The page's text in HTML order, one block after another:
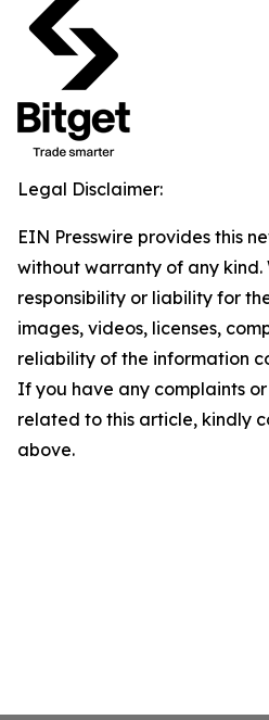
Legal Disclaimer:
EIN Presswire provides this
without warranty of any
responsibility or liability for
images, videos, licenses,
reliability of the information
If you have any complaints
related to this article, kindly
above.